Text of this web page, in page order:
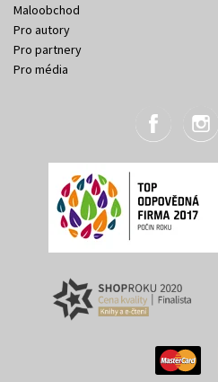
Maloobchod
Pro autory
Pro partnery
Pro média